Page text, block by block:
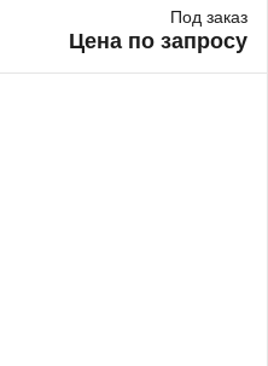
Под заказ
Цена по запросу